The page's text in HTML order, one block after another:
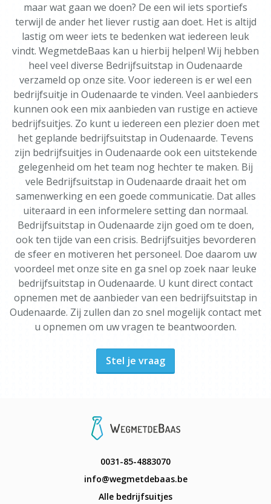
maar wat gaan we doen? De een wil iets sportiefs
terwijl de ander het liever rustig aan doet. Het is altijd
lastig om weer iets te bedenken wat iedereen leuk
vindt. WegmetdeBaas kan u hierbij helpen! Wij hebben
heel veel diverse Bedrijfsuitstap in Oudenaarde
verzameld op onze site. Voor iedereen is er wel een
bedrijfsuitje in Oudenaarde te vinden. Veel aanbieders
kunnen ook een mix aanbieden van rustige en actieve
bedrijfsuitjes. Zo kunt u iedereen een plezier doen met
het geplande bedrijfsuitstap in Oudenaarde. Tevens
zijn bedrijfsuitjes in Oudenaarde ook een uitstekende
gelegenheid om het team nog hechter te maken. Bij
vele Bedrijfsuitstap in Oudenaarde draait het om
samenwerking en een goede communicatie. Dat alles
uiteraard in een informelere setting dan normaal.
Bedrijfsuitstap in Oudenaarde zijn goed om te doen,
ook ten tijde van een crisis. Bedrijfsuitjes bevorderen
de sfeer en motiveren het personeel. Doe daarom uw
voordeel met onze site en ga snel op zoek naar leuke
bedrijfsuitstap in Oudenaarde. U kunt direct contact
opnemen met de aanbieder van een bedrijfsuitstap in
Oudenaarde. Zij zullen dan zo snel mogelijk contact met
u opnemen om uw vragen te beantwoorden.
Stel je vraag
0031-85-4883070
info@wegmetdebaas.be
Alle bedrijfsuitjes